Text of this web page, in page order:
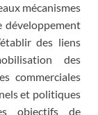
mécanismes
développement
des liens
des
commerciales
et politiques
objectifs de